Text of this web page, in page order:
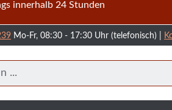
innerhalb 24 Stunden
Mo-Fr, 08:30 - 17:30 Uhr (telefonisch) |